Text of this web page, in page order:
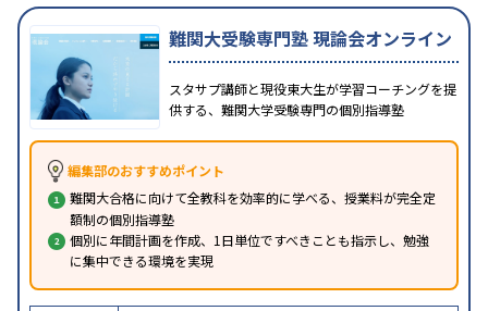
難関大受験専門塾 現論会オンライン
スタサプ講師と現役東大生が学習コーチングを提
供する、難関大学受験専門の個別指導塾
編集部のおすすめポイント
難関大合格に向けて全教科を効率的に学べる、授業料が完全定
額制の個別指導塾
個別に年間計画を作成、1日単位ですべきことも指示し、勉強
に集中できる環境を実現